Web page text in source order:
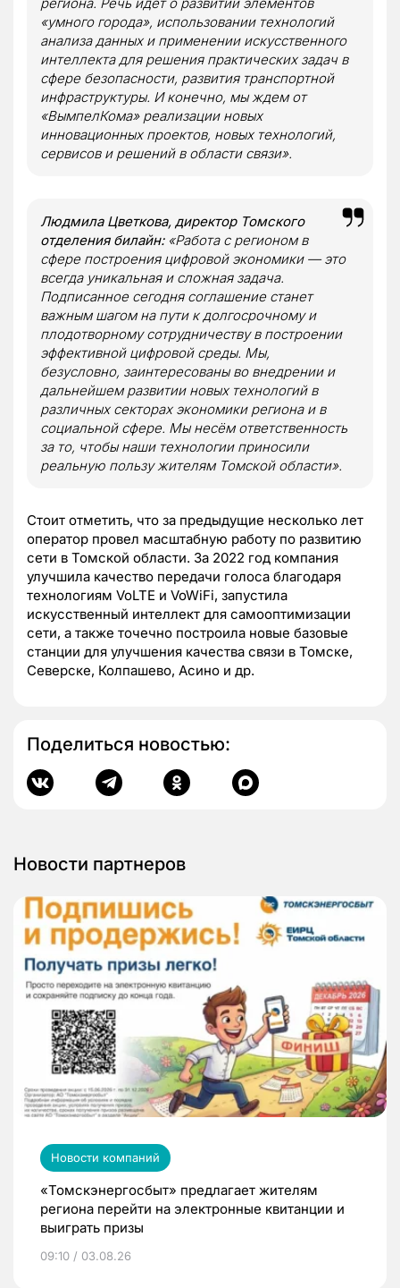
«умного города», использовании технологий
анализа данных и применении искусственного
интеллекта для решения практических задач в
сфере безопасности, развития транспортной
инфраструктуры. И конечно, мы ждем от
«ВымпелКома» реализации новых
инновационных проектов, новых технологий,
сервисов и решений в области связи».
Людмила Цветкова, директор Томского
отделения билайн:«Работа с регионом в
сфере построения цифровой экономики — это
всегда уникальная и сложная задача.
Подписанное сегодня соглашение станет
важным шагом на пути к долгосрочному и
плодотворному сотрудничеству в построении
эффективной цифровой среды. Мы,
безусловно, заинтересованы во внедрении и
дальнейшем развитии новых технологий в
различных секторах экономики региона и в
социальной сфере. Мы несём ответственность
за то, чтобы наши технологии приносили
реальную пользу жителям Томской области».
Стоит отметить, что за предыдущие несколько лет
оператор провел масштабную работу по развитию
сети в Томской области. За 2022 год компания
улучшила качество передачи голоса благодаря
технологиям VoLTE и VoWiFi, запустила
искусственный интеллект для самооптимизации
сети, а также точечно построила новые базовые
станции для улучшения качества связи в Томске,
Северске, Колпашево, Асино и др.
Поделиться новостью:
Новости партнеров
Новости компаний
«Томскэнергосбыт» предлагает жителям
региона перейти на электронные квитанции и
выиграть призы
09:10 / 03.08.26